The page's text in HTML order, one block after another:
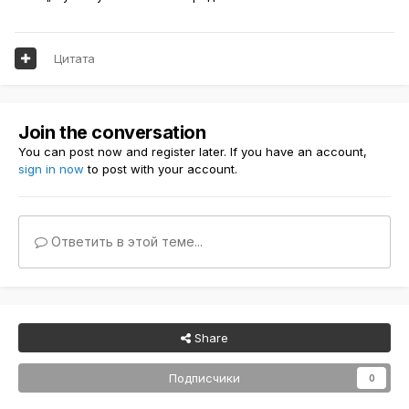
Цитата
Join the conversation
You can post now and register later. If you have an account,
sign in now to post with your account.
Ответить в этой теме...
Share
Подписчики 0